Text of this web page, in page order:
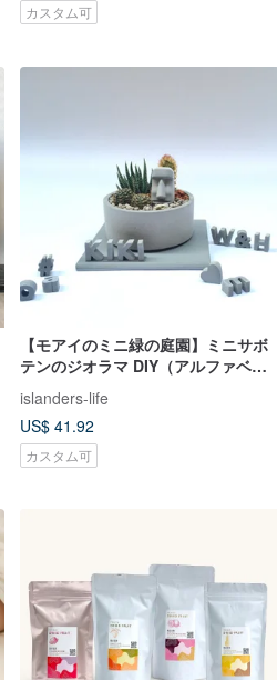
カスタム可
【モアイのミニ緑の庭園】ミニサボ
テンのジオラマ DIY（アルファベッ
トのカスタマイズ追加可能）
islanders-life
US$ 41.92
カスタム可